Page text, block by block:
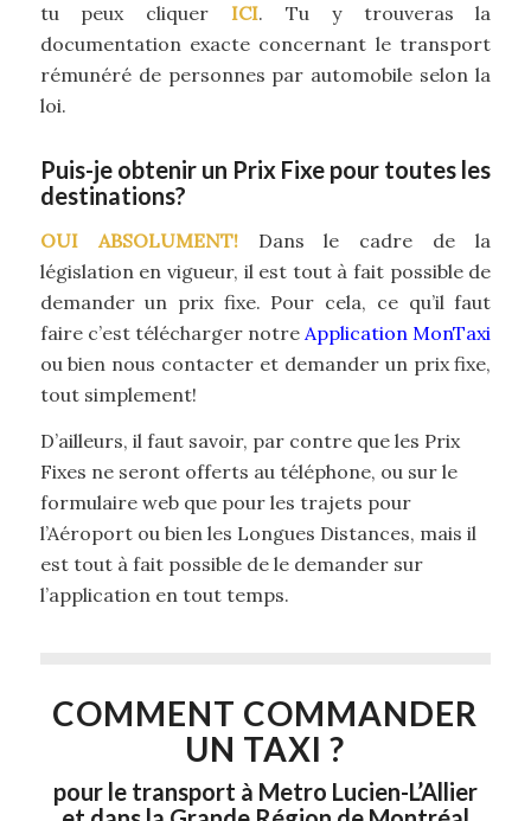
tu peux cliquer ICI. Tu y trouveras la
documentation exacte concernant le transport
rémunéré de personnes par automobile selon la
loi.
Puis-je obtenir un Prix Fixe pour toutes les
destinations?
OUI ABSOLUMENT!Dans le cadre de la
législation en vigueur, il est tout à fait possible de
demander un prix fixe. Pour cela, ce qu’il faut
faire c’est télécharger notre Application MonTaxi
ou bien nous contacter et demander un prix fixe,
tout simplement!
D’ailleurs, il faut savoir, par contre que les Prix
Fixes ne seront offerts au téléphone, ou sur le
formulaire web que pour les trajets pour
l’Aéroport ou bien les Longues Distances, mais il
est tout à fait possible de le demander sur
l’application en tout temps.
COMMENT COMMANDER
UN TAXI ?
pour le transport à Metro Lucien-L’Allier